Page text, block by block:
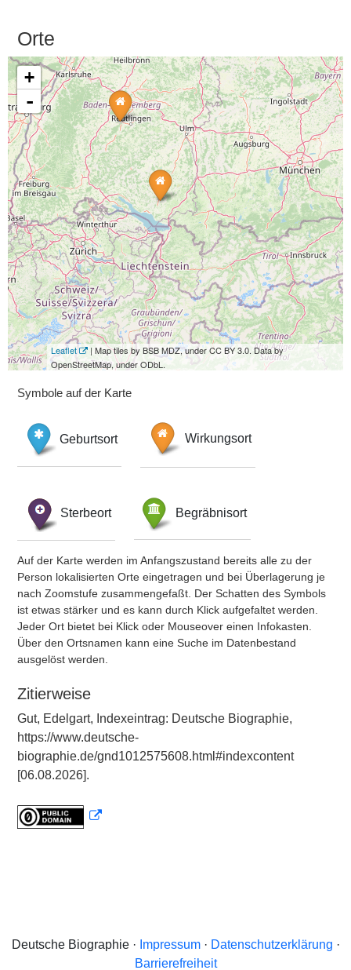
Orte
+
-
Leaflet
| Map tiles by BSB MDZ, under CC BY 3.0. Data by
OpenStreetMap, under ODbL.
Symbole auf der Karte
Geburtsort Wirkungsort
Sterbeort Begräbnisort
Auf der Karte werden im Anfangszustand bereits alle zu der
Person lokalisierten Orte eingetragen und bei Überlagerung je
nach Zoomstufe zusammengefaßt. Der Schatten des Symbols
ist etwas stärker und es kann durch Klick aufgefaltet werden.
Jeder Ort bietet bei Klick oder Mouseover einen Infokasten.
Über den Ortsnamen kann eine Suche im Datenbestand
ausgelöst werden.
Zitierweise
Gut, Edelgart, Indexeintrag: Deutsche Biographie,
https://www.deutsche-
biographie.de/gnd1012575608.html#indexcontent
[06.08.2026].
Deutsche Biographie · Impressum· Datenschutzerklärung ·
Barrierefreiheit